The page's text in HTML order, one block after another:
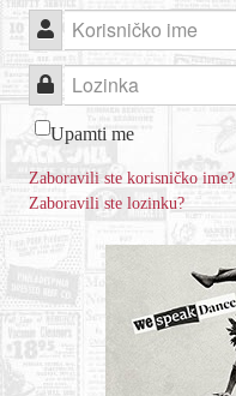
Korisničko ime
Lozinka
Upamti me
Zaboravili ste korisničko ime?
Zaboravili ste lozinku?